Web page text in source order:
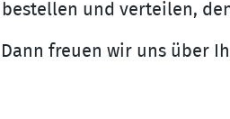
und verteilen,
freuen wir uns über